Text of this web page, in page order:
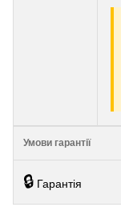
Умови гарантії
🔒 Гарантія